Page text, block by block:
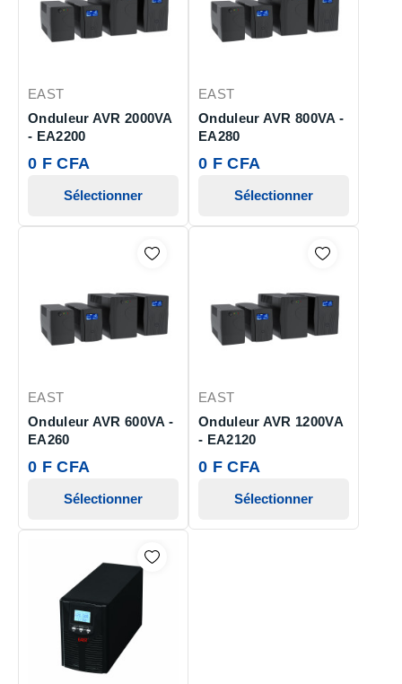
EAST
Onduleur AVR 2000VA
- EA2200
0 F CFA
Sélectionner
EAST
Onduleur AVR 800VA -
EA280
0 F CFA
Sélectionner
EAST
Onduleur AVR 600VA -
EA260
0 F CFA
Sélectionner
EAST
Onduleur AVR 1200VA
- EA2120
0 F CFA
Sélectionner